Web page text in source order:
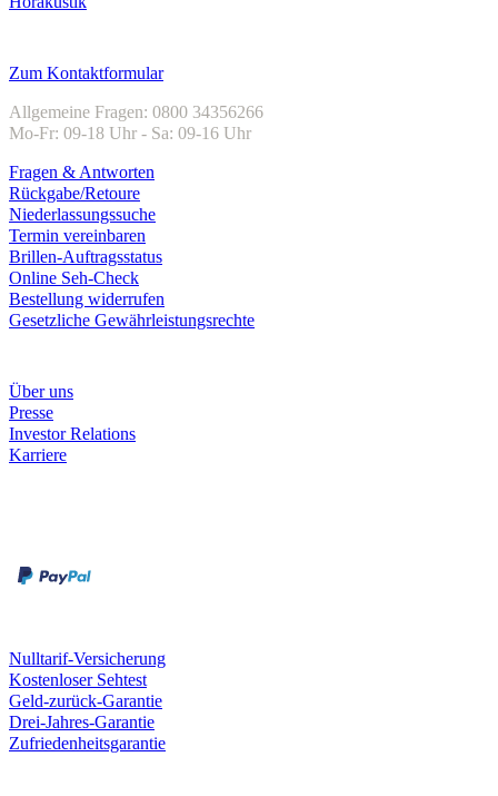
Zum Kontaktformular
Allgemeine Fragen: 0800 34356266
Mo-Fr: 09-18 Uhr - Sa: 09-16 Uhr
Fragen & Antworten
Rückgabe/Retoure
Niederlassungssuche
Termin vereinbaren
Brillen-Auftragsstatus
Online Seh-Check
Bestellung widerrufen
Gesetzliche Gewährleistungsrechte
Über uns
Presse
Investor Relations
Karriere
Nulltarif-Versicherung
Kostenloser Sehtest
Geld-zurück-Garantie
Drei-Jahres-Garantie
Zufriedenheitsgarantie